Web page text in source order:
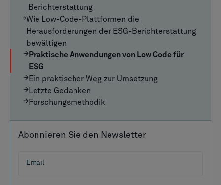
Berichterstattung
Wie Low-Code-Plattformen die
Herausforderungen der ESG-Berichterstattung
bewältigen
Praktische Anwendungen von Low Code für
ESG
Ein praktischer Weg zur Umsetzung
Letzte Gedanken
Forschungsmethodik
Abonnieren Sie den Newsletter